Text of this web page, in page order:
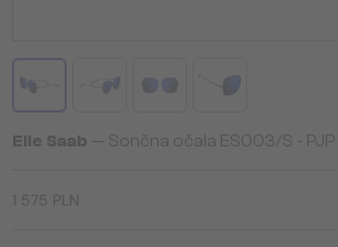
Elie Saab — Sončna očala ES003/S - PJP
1 575 PLN